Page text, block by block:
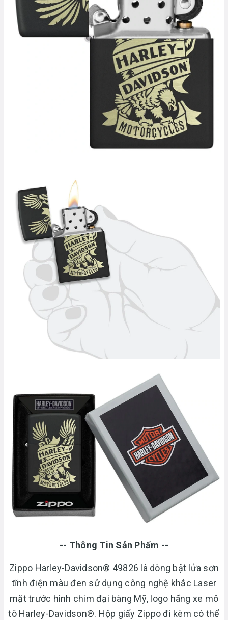
-- Thông Tin Sản Phẩm --
Zippo Harley-Davidson® 49826 là dòng bật lửa sơn
tĩnh điện màu đen sử dụng công nghệ khắc Laser
mặt trước hình chim đại bàng Mỹ, logo hãng xe mô
tô Harley-Davidson®. Hộp giấy Zippo đi kèm có thể